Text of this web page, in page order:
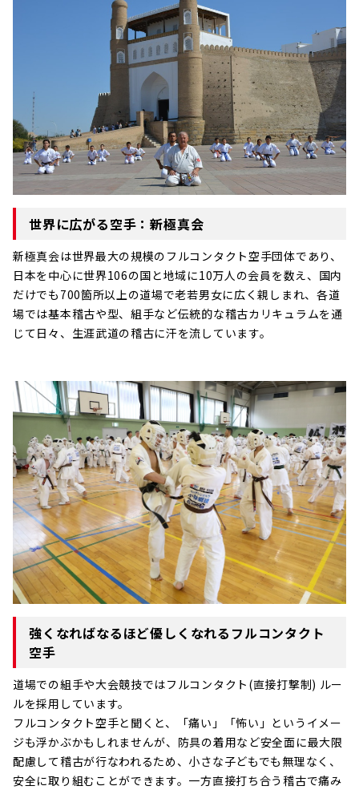
世界に広がる空手：新極真会
新極真会は世界最大の規模のフルコンタクト空手団体であり、
日本を中心に世界106の国と地域に10万人の会員を数え、国内
だけでも700箇所以上の道場で老若男女に広く親しまれ、各道
場では基本稽古や型、組手など伝統的な稽古カリキュラムを通
じて日々、生涯武道の稽古に汗を流しています。
強くなればなるほど優しくなれるフルコンタクト
空手
道場での組手や大会競技ではフルコンタクト(直接打撃制) ルー
ルを採用しています。
フルコンタクト空手と聞くと、「痛い」「怖い」というイメー
ジも浮かぶかもしれませんが、防具の着用など安全面に最大限
配慮して稽古が行なわれるため、小さな子どもでも無理なく、
安全に取り組むことができます。一方直接打ち合う稽古で痛み